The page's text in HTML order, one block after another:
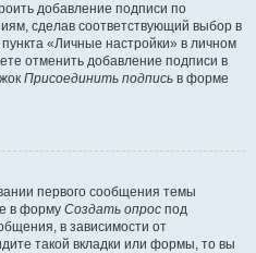
добавление подписи по
сделав соответствующий выбор в
«Личные настройки» в личном
отменить добавление подписи в
Присоединить подпись в форме
первого сообщения темы
в форму Создать опрос под
в зависимости от
такой вкладки или формы, то вы